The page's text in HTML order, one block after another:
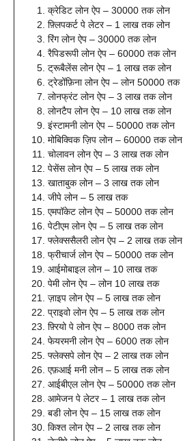
क्रेडिट लोन ऐप – 30000 तक लोन
फ़्लिपकर्ट पे लेटर – 1 लाख तक लोन
रिंग लोन ऐप – 30000 तक लोन
रैपिडरूपी लोन ऐप – 60000 तक लोन
ट्रूबैलेंस लोन ऐप – 1 लाख तक लोन
ट्रेडोंफ़िना लोन ऐप – लोन 50000 तक
लोनफ्रंट लोन ऐप – 3 लाख तक लोन
लोनटैप लोन ऐप – 10 लाख तक लोन
इंस्टामनी लोन ऐप – 50000 तक लोन
मोबिक्विक ज़िप लोन – 60000 तक लोन
चोलावन लोन ऐप – 3 लाख तक लोन
पेसेंस लोन ऐप – 5 लाख तक लोन
खाताबुक लोन – 3 लाख तक लोन
जीपे लोन – 5 लाख तक
एमपॉकेट लोन ऐप – 50000 तक लोन
पेटीएम लोन ऐप – 5 लाख तक लोन
फ्लेक्ससैलरी लोन ऐप – 2 लाख तक लोन
फ्रीचार्ज लोन ऐप – 50000 तक लोन
आईमोबाइल लोन – 10 लाख तक
पेमी लोन ऐप – लोन 10 लाख तक
ज़ाइप लोन ऐप – 5 लाख तक लोन
प्राइवो लोन ऐप – 5 लाख तक लोन
फ़्रियो पे लोन ऐप – 8000 तक लोन
फेयरमनी लोन ऐप – 6000 तक लोन
फ्लेक्सपे लोन ऐप – 2 लाख तक लोन
एफ़आई मनी लोन – 5 लाख तक लोन
आईबीएल लोन ऐप – 50000 तक लोन
आमेजन पे लेटर – 1 लाख तक लोन
बडी लोन ऐप – 15 लाख तक लोन
किश्त लोन ऐप – 2 लाख तक लोन